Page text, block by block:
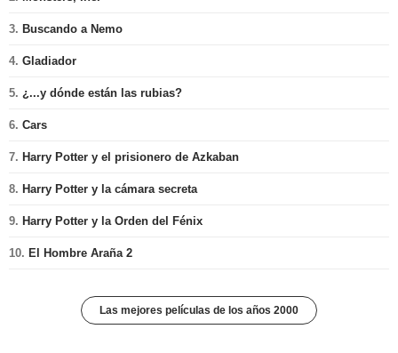
3. Buscando a Nemo
4. Gladiador
5. ¿...y dónde están las rubias?
6. Cars
7. Harry Potter y el prisionero de Azkaban
8. Harry Potter y la cámara secreta
9. Harry Potter y la Orden del Fénix
10. El Hombre Araña 2
Las mejores películas de los años 2000